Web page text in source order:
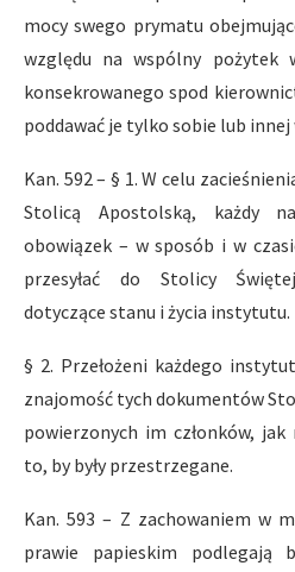
mocy swego prymatu
względu na wspólny pożytek
konsekrowanego spod
poddawać je tylko sobie lub innej
Kan. 592 – § 1. W celu
Stolicą Apostolską, każdy
obowiązek – w sposób i w
przesyłać do Stolicy
dotyczące stanu i życia instytutu.
§ 2. Przełożeni każdego
znajomość tych dokumentów
powierzonych im członków,
to, by były przestrzegane.
Kan. 593 – Z zachowaniem w
prawie papieskim podlegają